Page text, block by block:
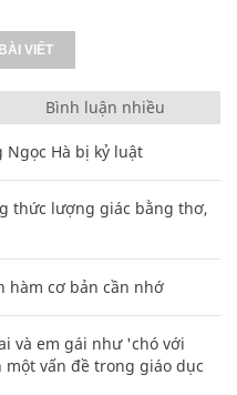
VIẾT
Bình luận nhiều
Ngọc Hà bị kỷ luật
thức lượng giác bằng thơ,
hàm cơ bản cần nhớ
và em gái như 'chó với
vấn đề trong giáo dục